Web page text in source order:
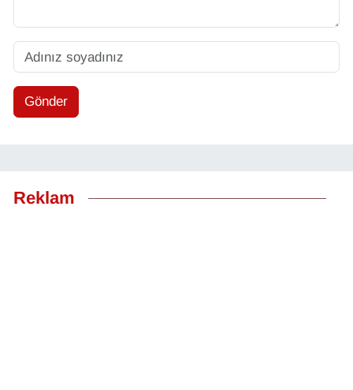
Gönder
Reklam